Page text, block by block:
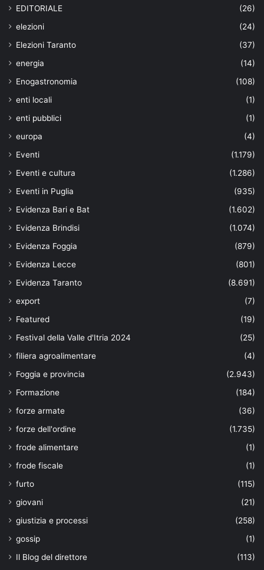
EDITORIALE
(26)
elezioni
(24)
Elezioni Taranto
(37)
energia
(14)
Enogastronomia
(108)
enti locali
(1)
enti pubblici
(1)
europa
(4)
Eventi
(1.179)
Eventi e cultura
(1.286)
Eventi in Puglia
(935)
Evidenza Bari e Bat
(1.602)
Evidenza Brindisi
(1.074)
Evidenza Foggia
(879)
Evidenza Lecce
(801)
Evidenza Taranto
(8.691)
export
(7)
Featured
(19)
Festival della Valle d'Itria 2024
(25)
filiera agroalimentare
(4)
Foggia e provincia
(2.943)
Formazione
(184)
forze armate
(36)
forze dell'ordine
(1.735)
frode alimentare
(1)
frode fiscale
(1)
furto
(115)
giovani
(21)
giustizia e processi
(258)
gossip
(1)
Il Blog del direttore
(113)